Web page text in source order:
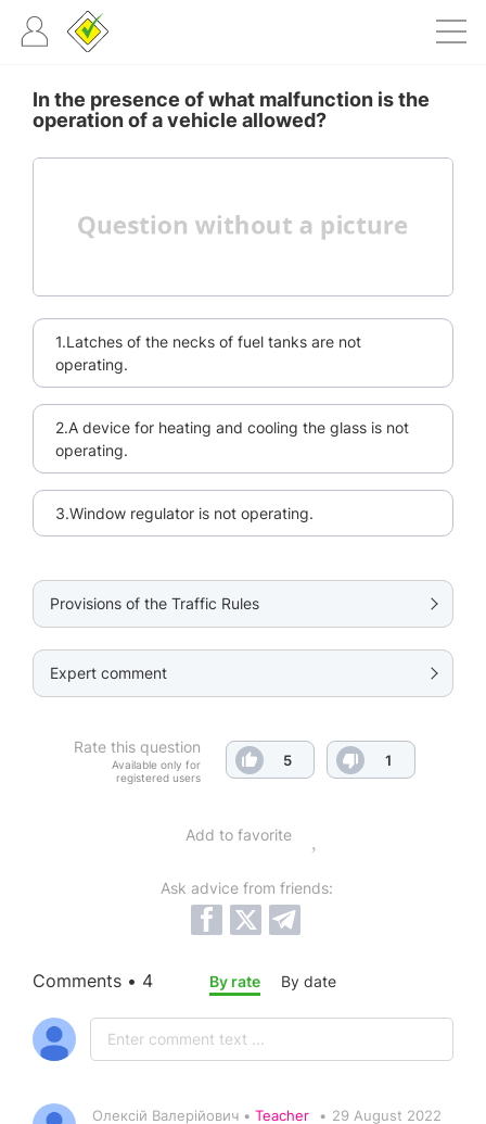
In the presence of what malfunction is the
operation of a vehicle allowed?
1.Latches of the necks of fuel tanks are not
operating.
2.A device for heating and cooling the glass is not
operating.
3.Window regulator is not operating.
Provisions of the Traffic Rules
Expert comment
Rate this question
Available only for
registered users
5 1
Add to favorite
Ask advice from friends:
Comments • 4 By rate By date
Олексій Валерійович • Teacher • 29 August 2022